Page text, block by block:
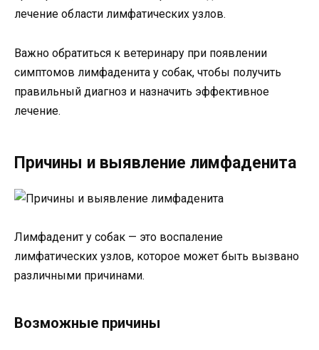
лечение области лимфатических узлов.
Важно обратиться к ветеринару при появлении
симптомов лимфаденита у собак, чтобы получить
правильный диагноз и назначить эффективное
лечение.
Причины и выявление лимфаденита
Лимфаденит у собак — это воспаление
лимфатических узлов, которое может быть вызвано
различными причинами.
Возможные причины